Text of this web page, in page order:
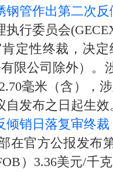
管作出第二次
委员会
定性终裁，决
限公司除外）
毫米（含），
发布之日起生效
倾销日落复审终裁
官方公报发布
）3.36美元/千